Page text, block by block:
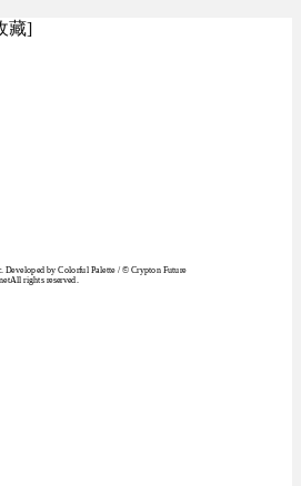
藏]
Developed by Colorful Palette / © Crypton Future
rights reserved.